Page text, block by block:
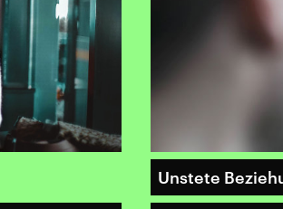
Unstete